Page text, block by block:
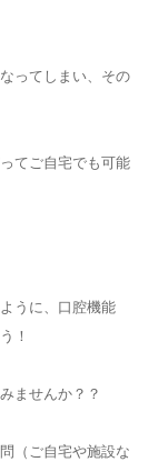
ってしまい、その
てご自宅でも可能
うに、口腔機能
！
ませんか？？
（ご自宅や施設な